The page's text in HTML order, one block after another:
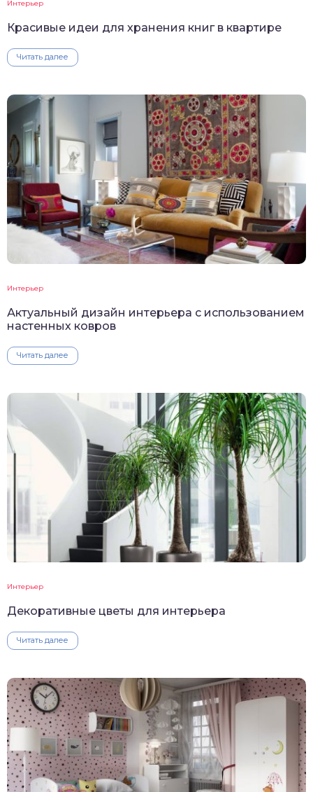
Интерьер
Красивые идеи для хранения книг в квартире
Читать далее
Интерьер
Актуальный дизайн интерьера с использованием
настенных ковров
Читать далее
Интерьер
Декоративные цветы для интерьера
Читать далее